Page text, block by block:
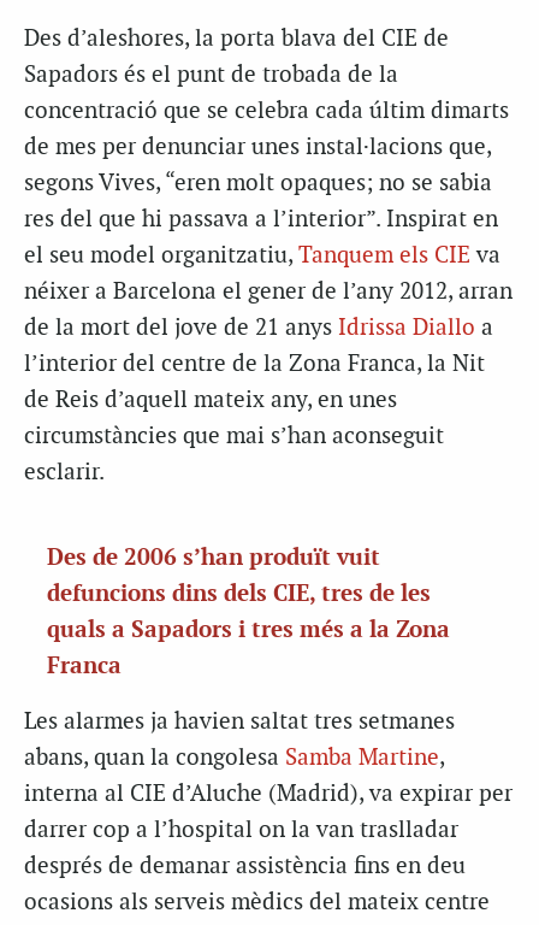
Des d’aleshores, la porta blava del CIE de
Sapadors és el punt de trobada de la
concentració que se celebra cada últim dimarts
de mes per denunciar unes instal·lacions que,
segons Vives, “eren molt opaques; no se sabia
res del que hi passava a l’interior”. Inspirat en
el seu model organitzatiu, Tanquem els CIE va
néixer a Barcelona el gener de l’any 2012, arran
de la mort del jove de 21 anys Idrissa Diallo a
l’interior del centre de la Zona Franca, la Nit
de Reis d’aquell mateix any, en unes
circumstàncies que mai s’han aconseguit
esclarir.
Des de 2006 s’han produït vuit
defuncions dins dels CIE, tres de les
quals a Sapadors i tres més a la Zona
Franca
Les alarmes ja havien saltat tres setmanes
abans, quan la congolesa Samba Martine,
interna al CIE d’Aluche (Madrid), va expirar per
darrer cop a l’hospital on la van traslladar
després de demanar assistència fins en deu
ocasions als serveis mèdics del mateix centre